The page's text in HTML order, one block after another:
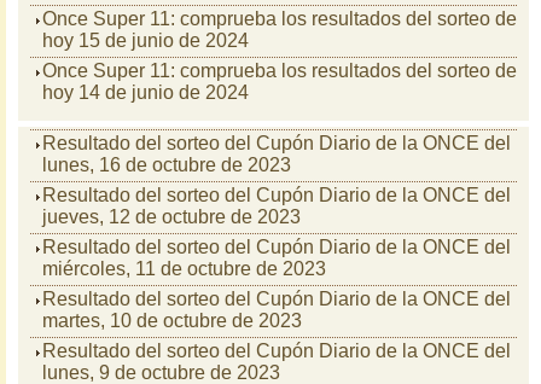
Once Super 11: comprueba los resultados del sorteo de
hoy 15 de junio de 2024
Once Super 11: comprueba los resultados del sorteo de
hoy 14 de junio de 2024
Resultado del sorteo del Cupón Diario de la ONCE del
lunes, 16 de octubre de 2023
Resultado del sorteo del Cupón Diario de la ONCE del
jueves, 12 de octubre de 2023
Resultado del sorteo del Cupón Diario de la ONCE del
miércoles, 11 de octubre de 2023
Resultado del sorteo del Cupón Diario de la ONCE del
martes, 10 de octubre de 2023
Resultado del sorteo del Cupón Diario de la ONCE del
lunes, 9 de octubre de 2023